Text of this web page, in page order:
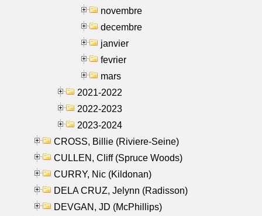
novembre
decembre
janvier
fevrier
mars
2021-2022
2022-2023
2023-2024
CROSS, Billie (Riviere-Seine)
CULLEN, Cliff (Spruce Woods)
CURRY, Nic (Kildonan)
DELA CRUZ, Jelynn (Radisson)
DEVGAN, JD (McPhillips)